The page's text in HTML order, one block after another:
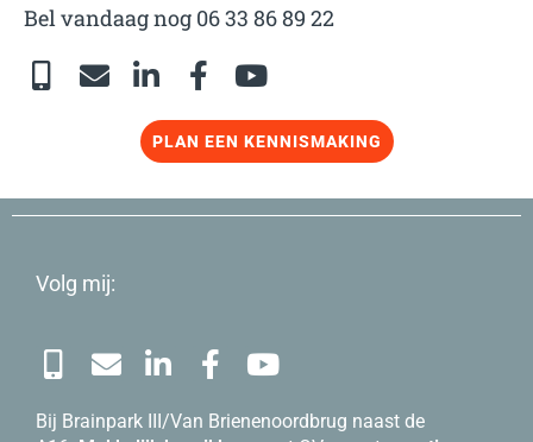
Bel vandaag nog 06 33 86 89 22
PLAN EEN KENNISMAKING
Volg mij:
Bij Brainpark III/Van Brienenoordbrug naast de